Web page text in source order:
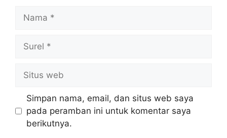
Nama
Surel
Situs
web
Simpan nama, email, dan situs web saya
pada peramban ini untuk komentar saya
berikutnya.